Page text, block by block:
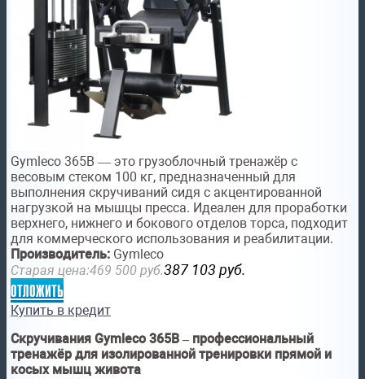
Gymleco 365B — это грузоблочный тренажёр с
весовым стеком 100 кг, предназначенный для
выполнения скручиваний сидя с акцентированной
нагрузкой на мышцы пресса. Идеален для проработки
верхнего, нижнего и бокового отделов торса, подходит
для коммерческого использования и реабилитации.
Производитель: Gymleco
Старая цена:469 500 руб.387 103 руб.
отложить
Купить в кредит
Скручивания Gymleco 365B – профессиональный
тренажёр для изолированной тренировки прямой и
косых мышц живота